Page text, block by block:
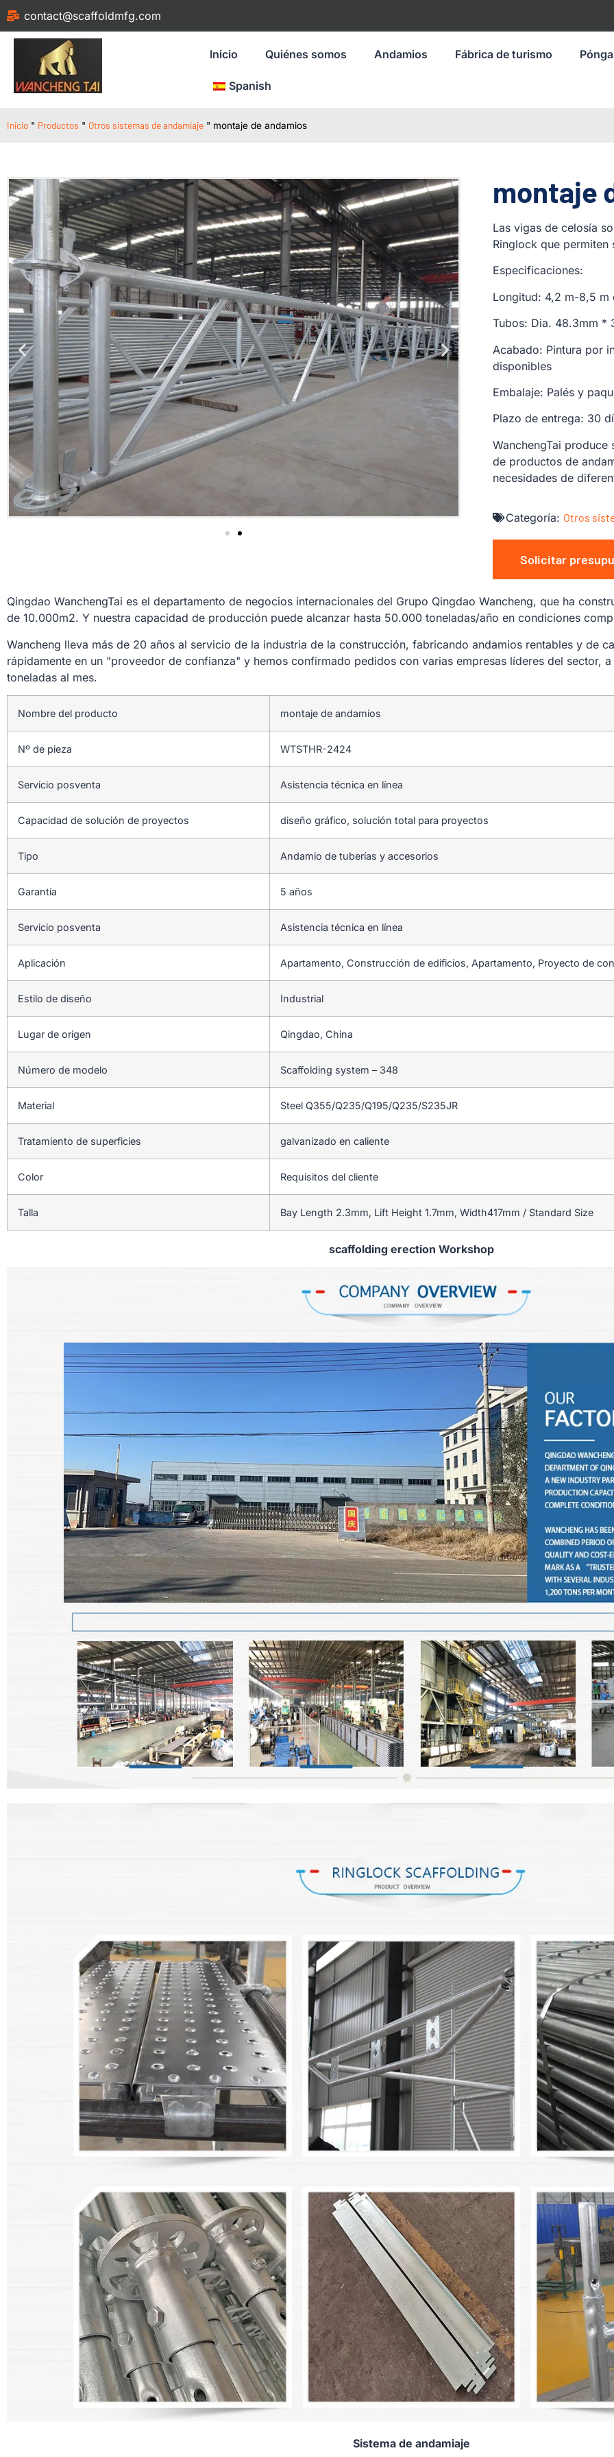
contact@scaffoldmfg.com
Inicio Quiénes somos Andamios Fábrica de turismo
Spanish
Inicio " Productos " Otros sistemas de andamiaje " montaje de andamios
montaje
Las vigas de celosía
Ringlock que permiten
Especificaciones:
Longitud: 4,2 m-8,5 m
Tubos: Dia. 48.3mm *
Acabado: Pintura por
disponibles
Embalaje: Palés y
Plazo de entrega: 30
WanchengTai produce
de productos de
necesidades de
Categoría: Otros
Solicitar
Qingdao WanchengTai es el departamento de negocios internacionales del Grupo Qingdao Wancheng, que ha
de 10.000m2. Y nuestra capacidad de producción puede alcanzar hasta 50.000 toneladas/año en condiciones
Wancheng lleva más de 20 años al servicio de la industria de la construcción, fabricando andamios rentables y de
rápidamente en un "proveedor de confianza" y hemos confirmado pedidos con varias empresas líderes del sector,
toneladas al mes.
Nombre del producto montaje de andamios
Nº de pieza WTSTHR-2424
Servicio posventa Asistencia técnica en línea
Capacidad de solución de proyectos diseño gráfico, solución total para proyectos
Tipo Andamio de tuberías y accesorios
Garantía 5 años
Servicio posventa Asistencia técnica en línea
Aplicación Apartamento, Construcción de edificios, Apartamento, Proyecto de
Estilo de diseño Industrial
Lugar de origen Qingdao, China
Número de modelo Scaffolding system – 348
Material Steel Q355/Q235/Q195/Q235/S235JR
Tratamiento de superficies galvanizado en caliente
Color Requisitos del cliente
Talla Bay Length 2.3mm, Lift Height 1.7mm, Width417mm / Standard Size
scaffolding erection Workshop
Sistema de andamiaje